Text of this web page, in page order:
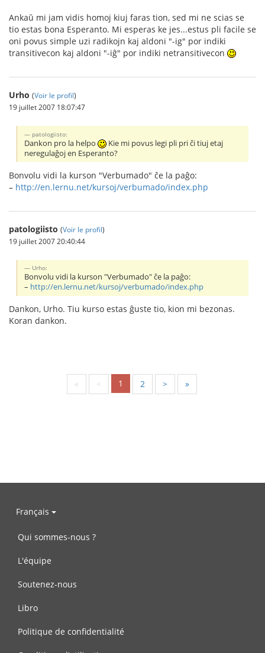
Ankaŭ mi jam vidis homoj kiuj faras tion, sed mi ne scias se
tio estas bona Esperanto. Mi esperas ke jes...estus pli facile se
oni povus simple uzi radikojn kaj aldoni "-ig" por indiki
transitivecon kaj aldoni "-iĝ" por indiki netransitivecon
Urho (Voir le profil)
19 juillet 2007 18:07:47
patologiisto:
Dankon pro la helpo
Kie mi povus legi pli pri ĉi tiuj etaj
neregulaĝoj en Esperanto?
Bonvolu vidi la kurson "Verbumado" ĉe la paĝo:
– http://en.lernu.net/kursoj/verbumado/index.php
patologiisto (Voir le profil)
19 juillet 2007 20:40:44
Urho:
Bonvolu vidi la kurson "Verbumado" ĉe la paĝo:
– http://en.lernu.net/kursoj/verbumado/index.php
Dankon, Urho. Tiu kurso estas ĝuste tio, kion mi bezonas.
Koran dankon.
« < 1 2 > »
Français
Qui sommes-nous ?
L'équipe
Soutenez-nous
Libro
Politique de confidentialité